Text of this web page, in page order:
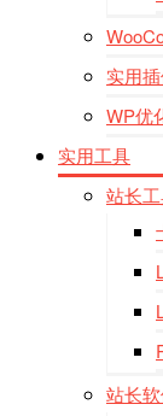
实用
WP优
实用工具
站长
站长